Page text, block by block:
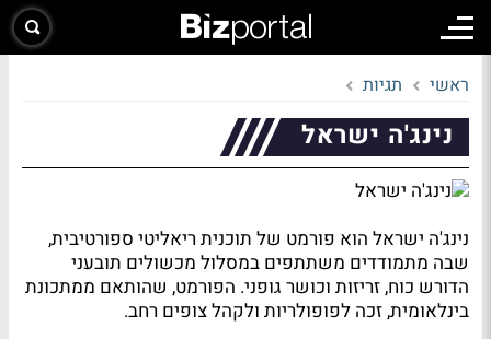
ראשי תגיות
נינג'ה ישראל
נינג'ה ישראל הוא פורמט של תוכנית ריאליטי ספורטיבית,
שבה מתמודדים משתתפים במסלול מכשולים תובעני
הדורש כוח, זריזות וכושר גופני. הפורמט, שהותאם ממתכונת
בינלאומית, זכה לפופולריות ולקהל צופים רחב.